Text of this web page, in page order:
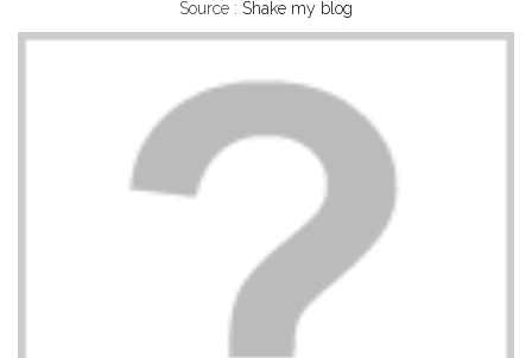
Source : Shake my blog